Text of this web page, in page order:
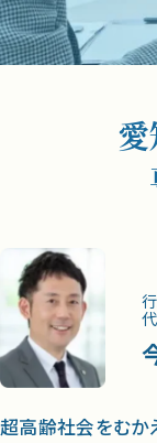
超高齢社会をむか